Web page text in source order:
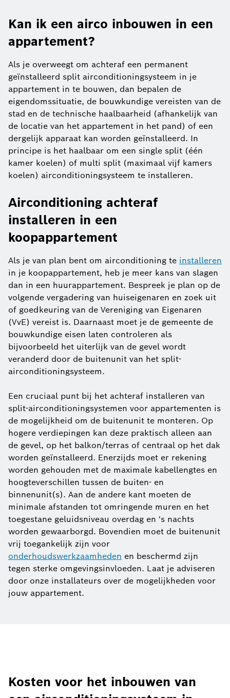
Kan ik een airco inbouwen in een
appartement?
Als je overweegt om achteraf een permanent
geïnstalleerd split airconditioningsysteem in je
appartement in te bouwen, dan bepalen de
eigendomssituatie, de bouwkundige vereisten van de
stad en de technische haalbaarheid (afhankelijk van
de locatie van het appartement in het pand) of een
dergelijk apparaat kan worden geïnstalleerd. In
principe is het haalbaar om een single split (één
kamer koelen) of multi split (maximaal vijf kamers
koelen) airconditioningsysteem te installeren.
Airconditioning achteraf
installeren in een
koopappartement
Als je van plan bent om airconditioning te installeren
in je koopappartement, heb je meer kans van slagen
dan in een huurappartement. Bespreek je plan op de
volgende vergadering van huiseigenaren en zoek uit
of goedkeuring van de Vereniging van Eigenaren
(VvE) vereist is. Daarnaast moet je de gemeente de
bouwkundige eisen laten controleren als
bijvoorbeeld het uiterlijk van de gevel wordt
veranderd door de buitenunit van het split-
airconditioningsysteem.
Een cruciaal punt bij het achteraf installeren van
split-airconditioningsystemen voor appartementen is
de mogelijkheid om de buitenunit te monteren. Op
hogere verdiepingen kan deze praktisch alleen aan
de gevel, op het balkon/terras of centraal op het dak
worden geïnstalleerd. Enerzijds moet er rekening
worden gehouden met de maximale kabellengtes en
hoogteverschillen tussen de buiten- en
binnenunit(s). Aan de andere kant moeten de
minimale afstanden tot omringende muren en het
toegestane geluidsniveau overdag en 's nachts
worden gewaarborgd. Bovendien moet de buitenunit
vrij toegankelijk zijn voor
onderhoudswerkzaamheden en beschermd zijn
tegen sterke omgevingsinvloeden. Laat je adviseren
door onze installateurs over de mogelijkheden voor
jouw appartement.
Kosten voor het inbouwen van